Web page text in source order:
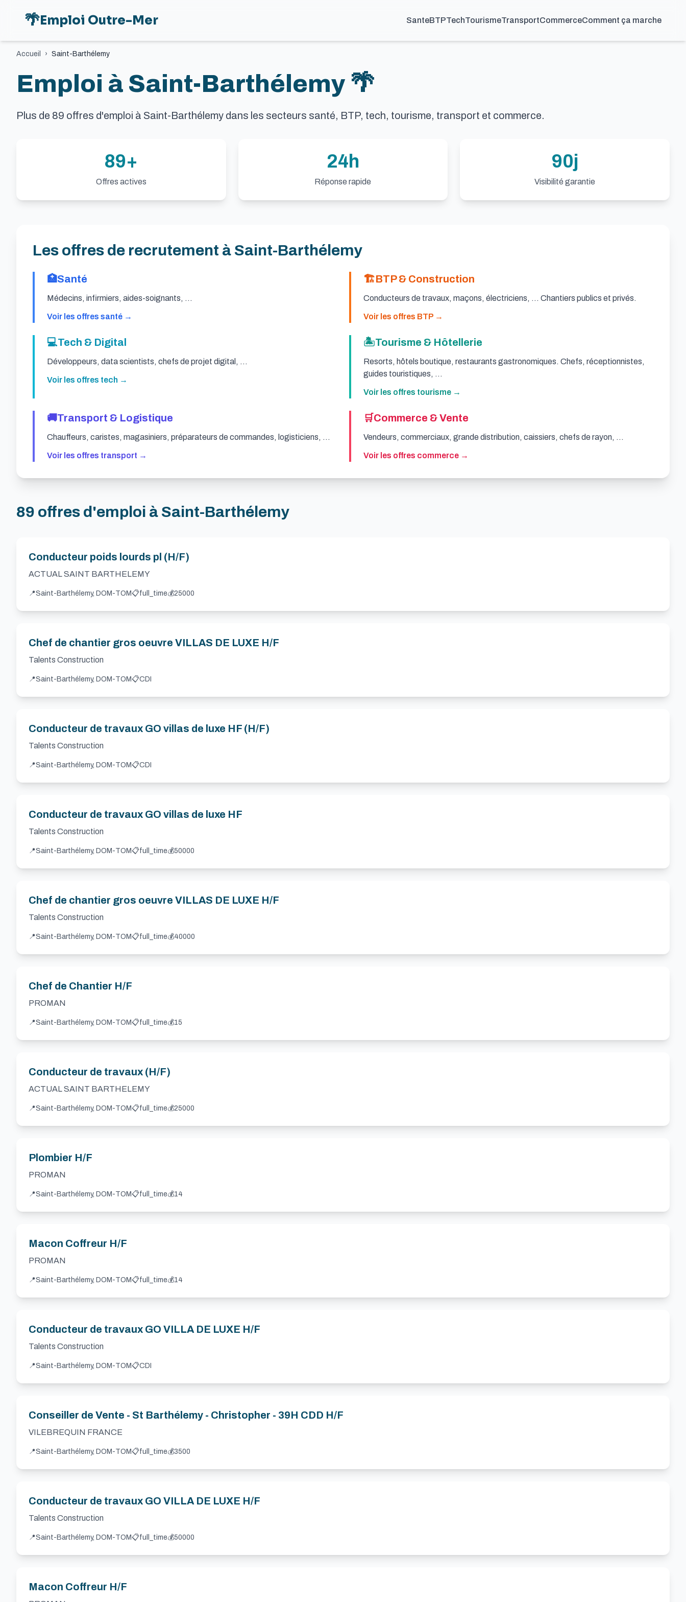
🌴Emploi Outre-Mer SanteBTPTechTourismeTransportCommerceComment ça marche
Accueil › Saint-Barthélemy
Emploi à Saint-Barthélemy 🌴
Plus de 89 offres d'emploi à Saint-Barthélemy dans les secteurs santé, BTP, tech, tourisme, transport et commerce.
89+
Offres actives
24h
Réponse rapide
90j
Visibilité garantie
Les offres de recrutement à Saint-Barthélemy
🏥Santé
Médecins, infirmiers, aides-soignants, ...
Voir les offres santé →
🏗️BTP & Construction
Conducteurs de travaux, maçons, électriciens, ... Chantiers publics et privés.
Voir les offres BTP →
💻Tech & Digital
Développeurs, data scientists, chefs de projet digital, ...
Voir les offres tech →
🏝️Tourisme & Hôtellerie
Resorts, hôtels boutique, restaurants gastronomiques. Chefs, réceptionnistes,
guides touristiques, ...
Voir les offres tourisme →
🚚Transport & Logistique
Chauffeurs, caristes, magasiniers, préparateurs de commandes, logisticiens, ...
Voir les offres transport →
🛒Commerce & Vente
Vendeurs, commerciaux, grande distribution, caissiers, chefs de rayon, ...
Voir les offres commerce →
89 offres d'emploi à Saint-Barthélemy
Conducteur poids lourds pl (H/F)
ACTUAL SAINT BARTHELEMY
📍Saint-Barthélemy, DOM-TOM📋full_time💰25000
Chef de chantier gros oeuvre VILLAS DE LUXE H/F
Talents Construction
📍Saint-Barthélemy, DOM-TOM📋CDI
Conducteur de travaux GO villas de luxe HF (H/F)
Talents Construction
📍Saint-Barthélemy, DOM-TOM📋CDI
Conducteur de travaux GO villas de luxe HF
Talents Construction
📍Saint-Barthélemy, DOM-TOM📋full_time💰50000
Chef de chantier gros oeuvre VILLAS DE LUXE H/F
Talents Construction
📍Saint-Barthélemy, DOM-TOM📋full_time💰40000
Chef de Chantier H/F
PROMAN
📍Saint-Barthélemy, DOM-TOM📋full_time💰15
Conducteur de travaux (H/F)
ACTUAL SAINT BARTHELEMY
📍Saint-Barthélemy, DOM-TOM📋full_time💰25000
Plombier H/F
PROMAN
📍Saint-Barthélemy, DOM-TOM📋full_time💰14
Macon Coffreur H/F
PROMAN
📍Saint-Barthélemy, DOM-TOM📋full_time💰14
Conducteur de travaux GO VILLA DE LUXE H/F
Talents Construction
📍Saint-Barthélemy, DOM-TOM📋CDI
Conseiller de Vente - St Barthélemy - Christopher - 39H CDD H/F
VILEBREQUIN FRANCE
📍Saint-Barthélemy, DOM-TOM📋full_time💰3500
Conducteur de travaux GO VILLA DE LUXE H/F
Talents Construction
📍Saint-Barthélemy, DOM-TOM📋full_time💰50000
Macon Coffreur H/F